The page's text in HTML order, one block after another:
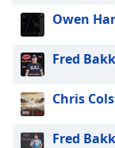
dialog
window.
Owen
Fred
Chris
Fred